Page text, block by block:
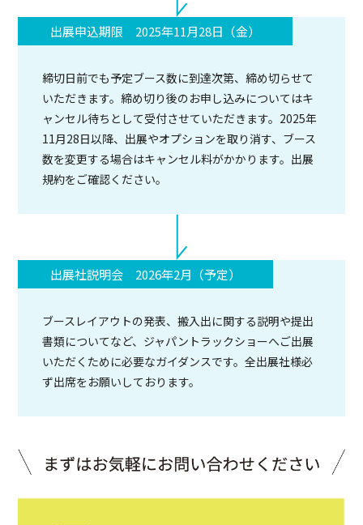
出展申込期限 2025年11月28日（金）
締切日前でも予定ブース数に到達次第、締め切らせて
いただきます。締め切り後のお申し込みについてはキ
ャンセル待ちとして受付させていただきます。2025年
11月28日以降、出展やオプションを取り消す、ブース
数を変更する場合はキャンセル料がかかります。出展
規約をご確認ください。
出展社説明会 2026年2月（予定）
ブースレイアウトの発表、搬入出に関する説明や提出
書類についてなど、ジャパントラックショーへご出展
いただくために必要なガイダンスです。全出展社様必
ず出席をお願いしております。